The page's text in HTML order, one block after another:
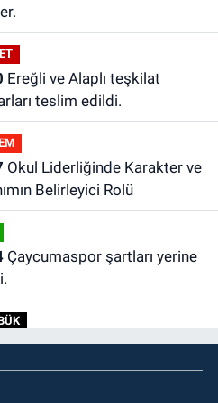
teslim edildi.
Belirleyici Rolü
Çaycumaspor şartları yerine
Karabük'te Enerjisa çalışanı
Özaltın elektrik akımına